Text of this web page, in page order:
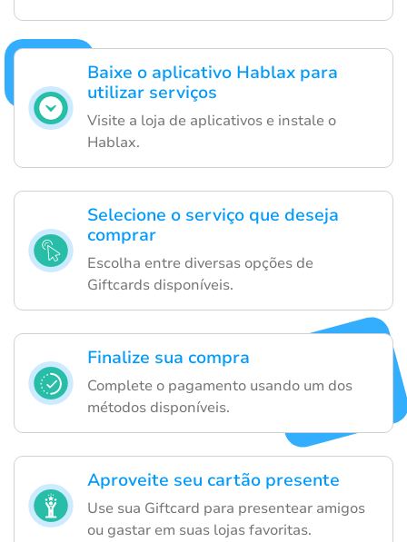
Baixe o aplicativo Hablax para
utilizar serviços
Visite a loja de aplicativos e instale o
Hablax.
Selecione o serviço que deseja
comprar
Escolha entre diversas opções de
Giftcards disponíveis.
Finalize sua compra
Complete o pagamento usando um dos
métodos disponíveis.
Aproveite seu cartão presente
Use sua Giftcard para presentear amigos
ou gastar em suas lojas favoritas.